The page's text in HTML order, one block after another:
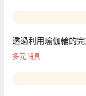
透過利用瑜伽輪的
多元輔具